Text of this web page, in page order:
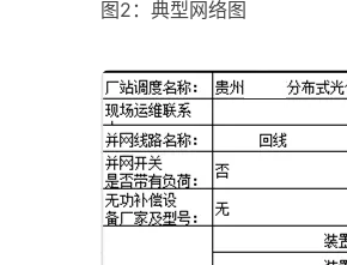
图2：典型网络图